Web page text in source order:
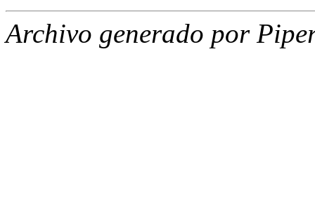
Archivo generado por